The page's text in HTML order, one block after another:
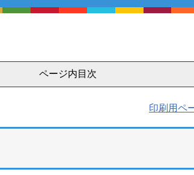
ページ内目次
印刷用ペ